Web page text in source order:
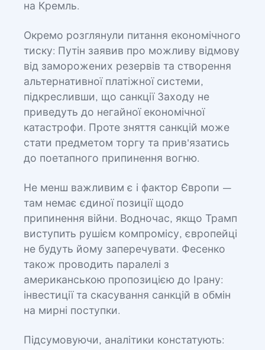
на Кремль.
Окремо розглянули питання економічного
тиску: Путін заявив про можливу відмову
від заморожених резервів та створення
альтернативної платіжної системи,
підкресливши, що санкції Заходу не
приведуть до негайної економічної
катастрофи. Проте зняття санкцій може
стати предметом торгу та прив'язатись
до поетапного припинення вогню.
Не менш важливим є і фактор Європи —
там немає єдиної позиції щодо
припинення війни. Водночас, якщо Трамп
виступить рушієм компромісу, європейці
не будуть йому заперечувати. Фесенко
також проводить паралелі з
американською пропозицією до Ірану:
інвестиції та скасування санкцій в обмін
на мирні поступки.
Підсумовуючи, аналітики констатують: